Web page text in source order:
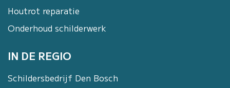
Houtrot reparatie
Onderhoud schilderwerk
IN DE REGIO
Schildersbedrijf Den Bosch